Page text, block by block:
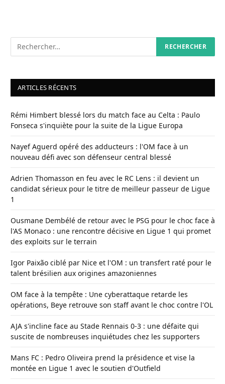
ARTICLES RÉCENTS
Rémi Himbert blessé lors du match face au Celta : Paulo
Fonseca s'inquiète pour la suite de la Ligue Europa
Nayef Aguerd opéré des adducteurs : l'OM face à un
nouveau défi avec son défenseur central blessé
Adrien Thomasson en feu avec le RC Lens : il devient un
candidat sérieux pour le titre de meilleur passeur de Ligue
1
Ousmane Dembélé de retour avec le PSG pour le choc face à
l'AS Monaco : une rencontre décisive en Ligue 1 qui promet
des exploits sur le terrain
Igor Paixão ciblé par Nice et l'OM : un transfert raté pour le
talent brésilien aux origines amazoniennes
OM face à la tempête : Une cyberattaque retarde les
opérations, Beye retrouve son staff avant le choc contre l'OL
AJA s'incline face au Stade Rennais 0-3 : une défaite qui
suscite de nombreuses inquiétudes chez les supporters
Mans FC : Pedro Oliveira prend la présidence et vise la
montée en Ligue 1 avec le soutien d'Outfield